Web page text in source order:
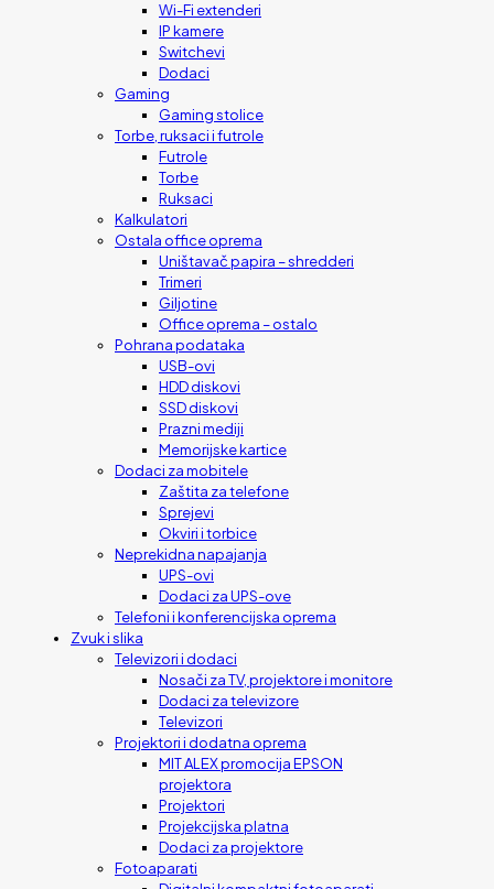
Wi-Fi extenderi
IP kamere
Switchevi
Dodaci
Gaming
Gaming stolice
Torbe, ruksaci i futrole
Futrole
Torbe
Ruksaci
Kalkulatori
Ostala office oprema
Uništavač papira – shredderi
Trimeri
Giljotine
Office oprema – ostalo
Pohrana podataka
USB-ovi
HDD diskovi
SSD diskovi
Prazni mediji
Memorijske kartice
Dodaci za mobitele
Zaštita za telefone
Sprejevi
Okviri i torbice
Neprekidna napajanja
UPS-ovi
Dodaci za UPS-ove
Telefoni i konferencijska oprema
Zvuk i slika
Televizori i dodaci
Nosači za TV, projektore i monitore
Dodaci za televizore
Televizori
Projektori i dodatna oprema
MIT ALEX promocija EPSON
projektora
Projektori
Projekcijska platna
Dodaci za projektore
Fotoaparati